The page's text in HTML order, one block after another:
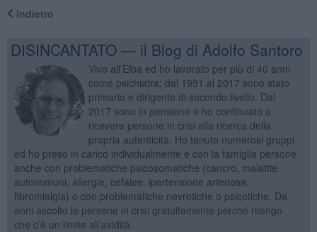
Indietro
DISINCANTATO — il Blog di Adolfo Santoro
Vivo all’Elba ed ho lavorato per più di 40 anni
come psichiatra; dal 1991 al 2017 sono stato
primario e dirigente di secondo livello. Dal
2017 sono in pensione e ho continuato a
ricevere persone in crisi alla ricerca della
propria autenticità. Ho tenuto numerosi gruppi
ed ho preso in carico individualmente e con la famiglia persone
anche con problematiche psicosomatiche (cancro, malattie
autoimmuni, allergie, cefalee, ipertensione arteriosa,
fibromialgia) o con problematiche nevrotiche o psicotiche. Da
anni ascolto le persone in crisi gratuitamente perché ritengo
che c’è un limite all’avidità.